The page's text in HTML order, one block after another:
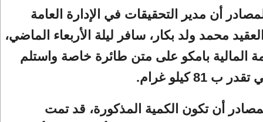
أن مدير التحقيقات في الإدارة العامة
محمد ولد بكار، سافر ليلة الأربعاء الماضي،
المالية بامكو على متن طائرة خاصة واستلم
ب 81 كيلو غرام.
أن تكون الكمية المذكورة، قد تمت